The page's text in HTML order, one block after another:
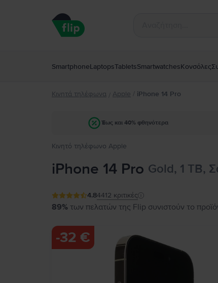
SmartphoneLaptopsTabletsSmartwatchesΚονσόλες
Κινητά τηλέφωνα / Apple / iPhone 14 Pro
Έως και 40% φθηνότερα
Κινητό τηλέφωνο Apple
iPhone 14 Pro Gold, 1 TB,
4.84412 κριτικές
89% των πελατών της Flip συνιστούν το
-32 €